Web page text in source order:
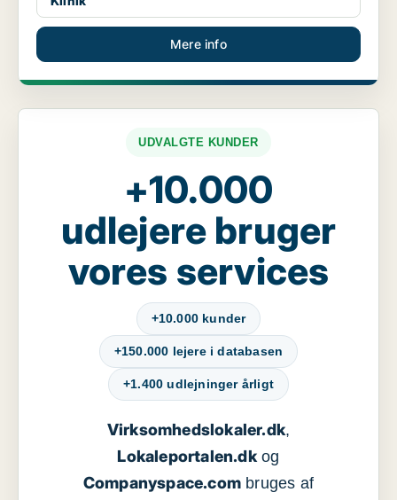
Mere info
UDVALGTE KUNDER
+10.000
udlejere bruger
vores services
+10.000 kunder
+150.000 lejere i databasen
+1.400 udlejninger årligt
Virksomhedslokaler.dk,
Lokaleportalen.dkog
Companyspace.com bruges af